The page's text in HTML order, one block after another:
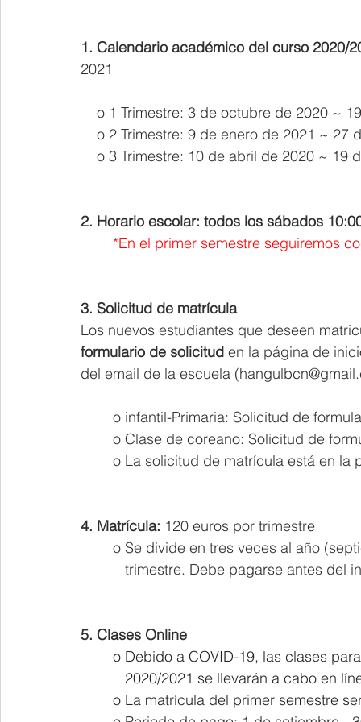
1. Calendario académico del curso 2020/
2021
o 1 Trimestre: 3 de octubre de 2020 ~
o 2 Trimestre: 9 de enero de 2021 ~ 27
o 3 Trimestre: 10 de abril de 2020 ~ 19
2. Horario escolar: todos los sábados
*En el primer semestre seguiremos
3. Solicitud de matrícula
Los nuevos estudiantes que deseen
formulario de solicitud en la página de
del email de la escuela
o infantil-Primaria: Solicitud de
o Clase de coreano: Solicitud de
o La solicitud de matrícula está en
4. Matrícula: 120 euros por trimestre
o Se divide en tres veces al año
trimestre. Debe pagarse antes del
5. Clases Online
o Debido a COVID-19, las clases
2020/2021 se llevarán a cabo en
o La matrícula del primer semestre